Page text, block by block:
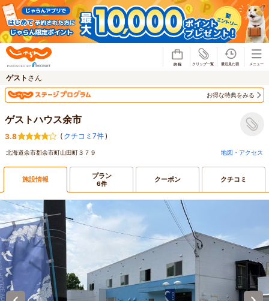
ゲスト さん
お得な特典をみる
ゲストハウス余市
3.8 ( クチコミ7件)
北海道余市郡余市町山田町３７９ 地図・アクセス
施設情報 プラン
6件 クーポン クチコミ